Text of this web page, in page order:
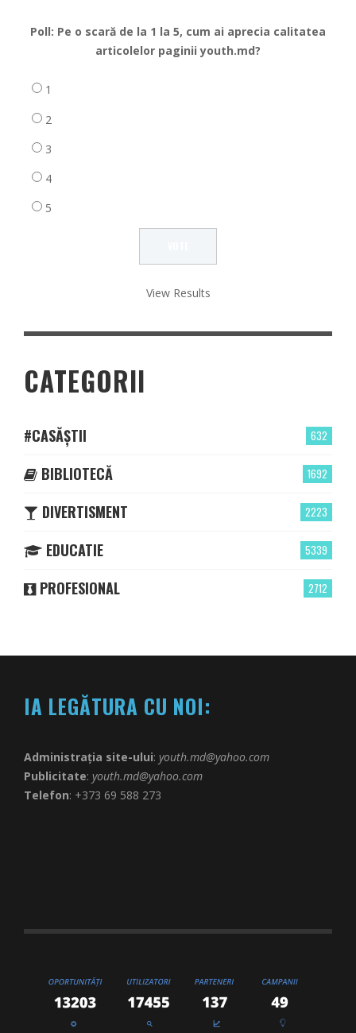
Poll: Pe o scară de la 1 la 5, cum ai aprecia calitatea
articolelor paginii youth.md?
1
2
3
4
5
View Results
CATEGORII
632
#CASĂȘTII
1692
BIBLIOTECĂ
2223
DIVERTISMENT
5339
EDUCATIE
2712
PROFESIONAL
IA LEGĂTURA CU NOI:
Administrația site-ului: youth.md@yahoo.com
Publicitate: youth.md@yahoo.com
Telefon: +373 69 588 273